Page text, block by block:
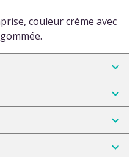
couleur crème avec
navigate_next
navigate_next
navigate_next
navigate_next